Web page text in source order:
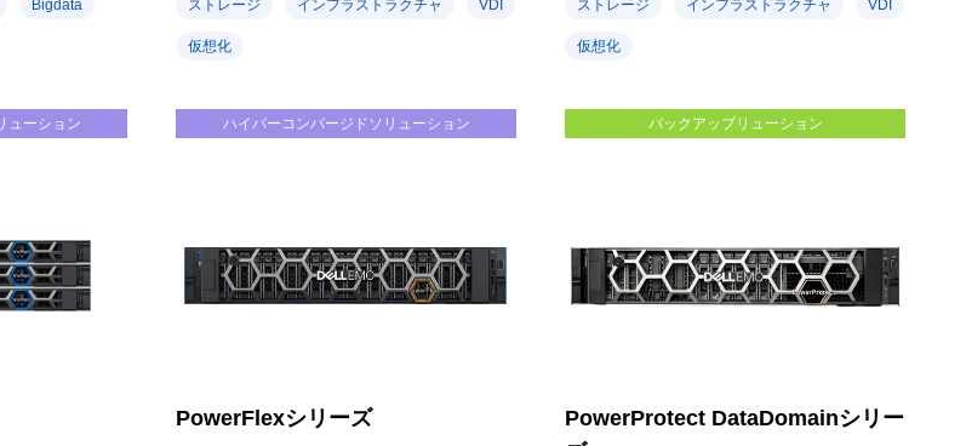
Bigdata ストレージ インフラストラクチャ VDI
仮想化
ストレージ インフラストラクチャ VDI
仮想化
ューション ハイパーコンバージドソリューション
PowerFlexシリーズ
バックアップリューション
PowerProtect DataDomainシリー